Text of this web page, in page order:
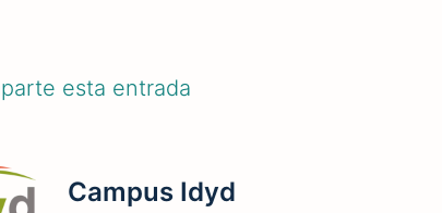
esta entrada
Campus Idyd